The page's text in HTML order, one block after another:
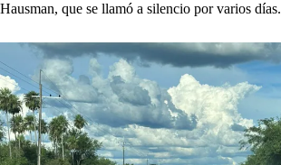
Hausman, que se llamó a silencio por varios días.